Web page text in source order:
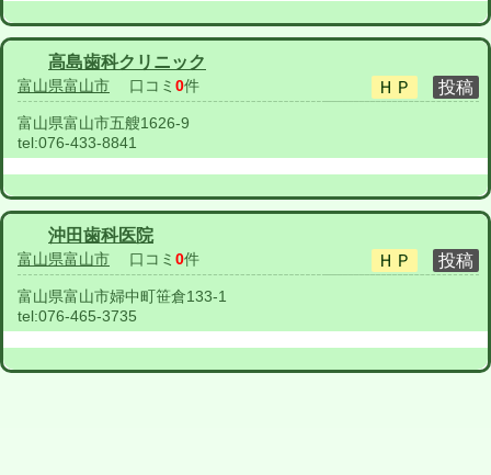
高島歯科クリニック
富山県富山市 口コミ 0件
富山県富山市五艘1626-9
tel:076-433-8841
沖田歯科医院
富山県富山市 口コミ 0件
富山県富山市婦中町笹倉133-1
tel:076-465-3735